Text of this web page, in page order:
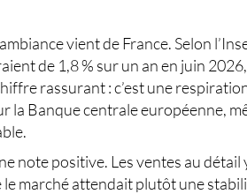
vient de France. Selon
de 1,8 % sur un an en juin
rassurant : c’est une
la Banque centrale européenne,
note positive. Les ventes au
le marché attendait plutôt une